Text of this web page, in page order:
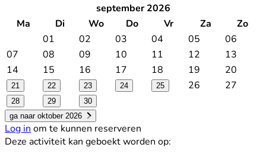
september 2026
Ma
Di Wo Do Vr Za
Zo
01
02 03 04 05
06
07
08 09 10 11 12
13
14
15 16 17 18 19 20
21 22 23 24 25 26 27
28 29
30
ga naar oktober 2026
Log in om te kunnen reserveren
Deze activiteit kan geboekt worden op: